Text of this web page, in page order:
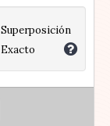
Superposición
Exacto